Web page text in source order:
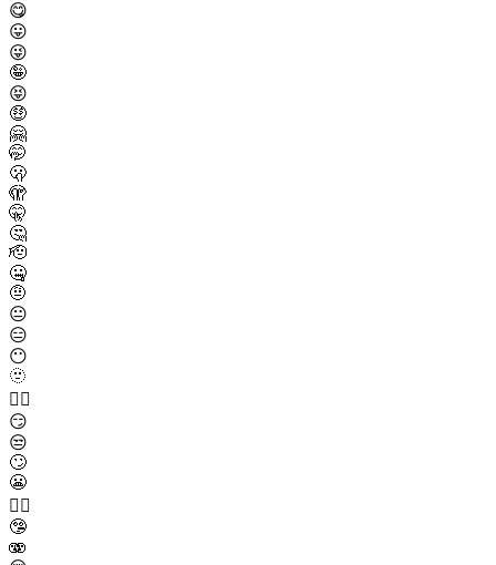
😋
😛
😜
🤪
😝
🤑
🤗
🤭
🫢
🫣
🤫
🤔
🫡
🤐
🤨
😐
😑
😶
🫥
😶‍🌫️
😏
😒
🙄
😬
😮‍💨
🤥
🫨